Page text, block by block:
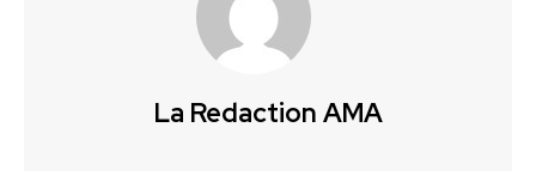
La Redaction AMA